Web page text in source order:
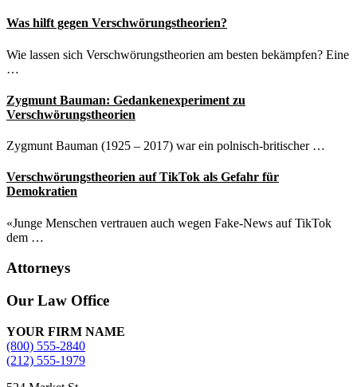
Was hilft gegen Verschwörungstheorien?
Wie lassen sich Verschwörungstheorien am besten bekämpfen? Eine
…
Zygmunt Bauman: Gedankenexperiment zu
Verschwörungstheorien
Zygmunt Bauman (1925 – 2017) war ein polnisch-britischer …
Verschwörungstheorien auf TikTok als Gefahr für
Demokratien
«Junge Menschen vertrauen auch wegen Fake-News auf TikTok
dem …
Attorneys
Site
Footer
Our Law Office
YOUR FIRM NAME
(800) 555-2840
(212) 555-1979